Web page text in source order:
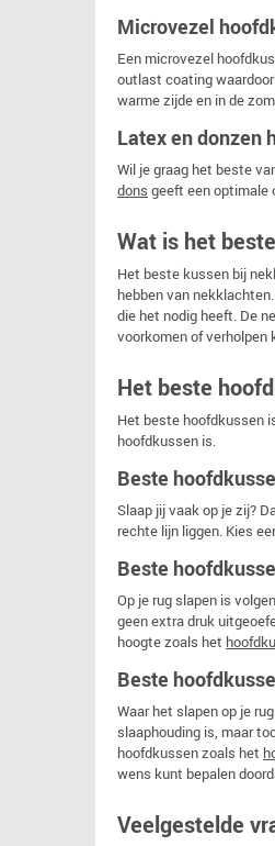
Microvezel
Een microvezel
outlast coating
warme zijde en in de
Latex en donzen
Wil je graag het beste
dons geeft een optimale
Wat is het
Het beste kussen bij
hebben van
die het nodig heeft. De
voorkomen of verholpen
Het beste
Het beste hoofdkussen
hoofdkussen is.
Beste
Slaap jij vaak op je zij?
rechte lijn liggen. Kies
Beste
Op je rug slapen is
geen extra druk
hoogte zoals het
Beste
Waar het slapen op je
slaaphouding is, maar
hoofdkussen zoals het
wens kunt bepalen
Veelgestelde